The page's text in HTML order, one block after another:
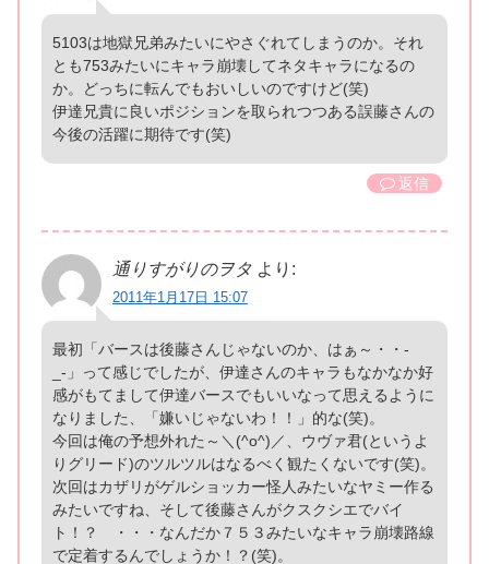
5103は地獄兄弟みたいにやさぐれてしまうのか。それ
とも753みたいにキャラ崩壊してネタキャラになるの
か。どっちに転んでもおいしいのですけど(笑)
伊達兄貴に良いポジションを取られつつある誤藤さんの
今後の活躍に期待です(笑)
返信
通りすがりのヲタ より:
2011年1月17日 15:07
最初「バースは後藤さんじゃないのか、はぁ～・・-
_-」って感じでしたが、伊達さんのキャラもなかなか好
感がもてまして伊達バースでもいいなって思えるように
なりました、「嫌いじゃないわ！！」的な(笑)。
今回は俺の予想外れた～＼(^o^)／、ウヴァ君(というよ
りグリード)のツルツルはなるべく観たくないです(笑)。
次回はカザリがゲルショッカー怪人みたいなヤミー作る
みたいですね、そして後藤さんがクスクシエでバイ
ト！？ ・・・なんだか７５３みたいなキャラ崩壊路線
で定着するんでしょうか！？(笑)。